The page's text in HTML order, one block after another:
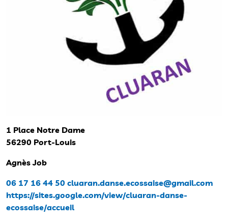
1 Place Notre Dame
56290 Port-Louis
Agnès Job
06 17 16 44 50 cluaran.danse.ecossaise@gmail.com
https://sites.google.com/view/cluaran-danse-
ecossaise/accueil